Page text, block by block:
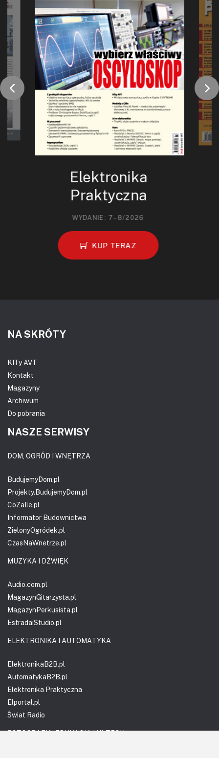
Elektronika
Praktyczna
WYDANIE: 7–8/2026
KUP TERAZ
NA SKRÓTY
KITy AVT
Kontakt
Magazyny
Archiwum
Do pobrania
NASZE SERWISY
DOM, OGRÓD I WNĘTRZA
BudujemyDom.pl
Projekty.BudujemyDom.pl
CoZaIle.pl
Informator Budownictwa
ZielonyOgródek.pl
CzasNaWnetrze.pl
MUZYKA I DŹWIĘK
Audio.com.pl
MagazynGitarzysta.pl
MagazynPerkusista.pl
EstradaiStudio.pl
ELEKTRONIKA I AUTOMATYKA
ElektronikaB2B.pl
AutomatykaB2B.pl
Elektronika Praktyczna
Elportal.pl
Świat Radio
FOTOGRAFIA, EDUKACJA I HI-TECH